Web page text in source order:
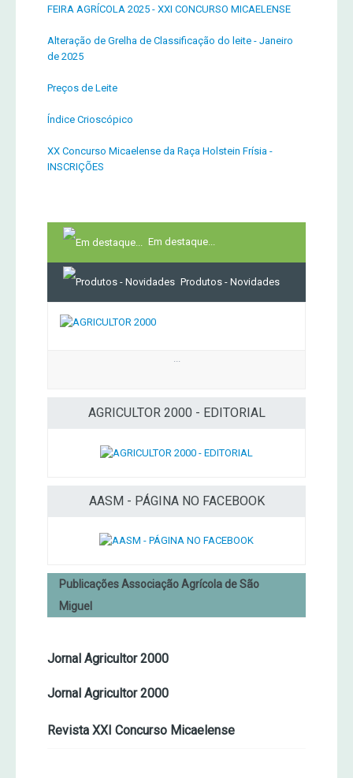
FEIRA AGRÍCOLA 2025 - XXI CONCURSO MICAELENSE
Alteração de Grelha de Classificação do leite - Janeiro
de 2025
Preços de Leite
Índice Crioscópico
XX Concurso Micaelense da Raça Holstein Frísia -
INSCRIÇÕES
Em destaque...
Produtos - Novidades
...
AGRICULTOR 2000 - EDITORIAL
AASM - PÁGINA NO FACEBOOK
Publicações Associação Agrícola de São
Miguel
Jornal Agricultor 2000
Jornal Agricultor 2000
Revista XXI Concurso Micaelense